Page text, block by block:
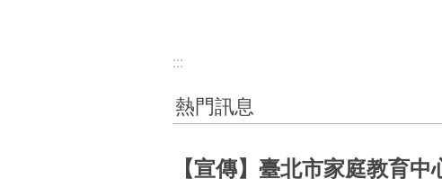
:::
熱門訊息
【宣傳】臺北市家庭教育